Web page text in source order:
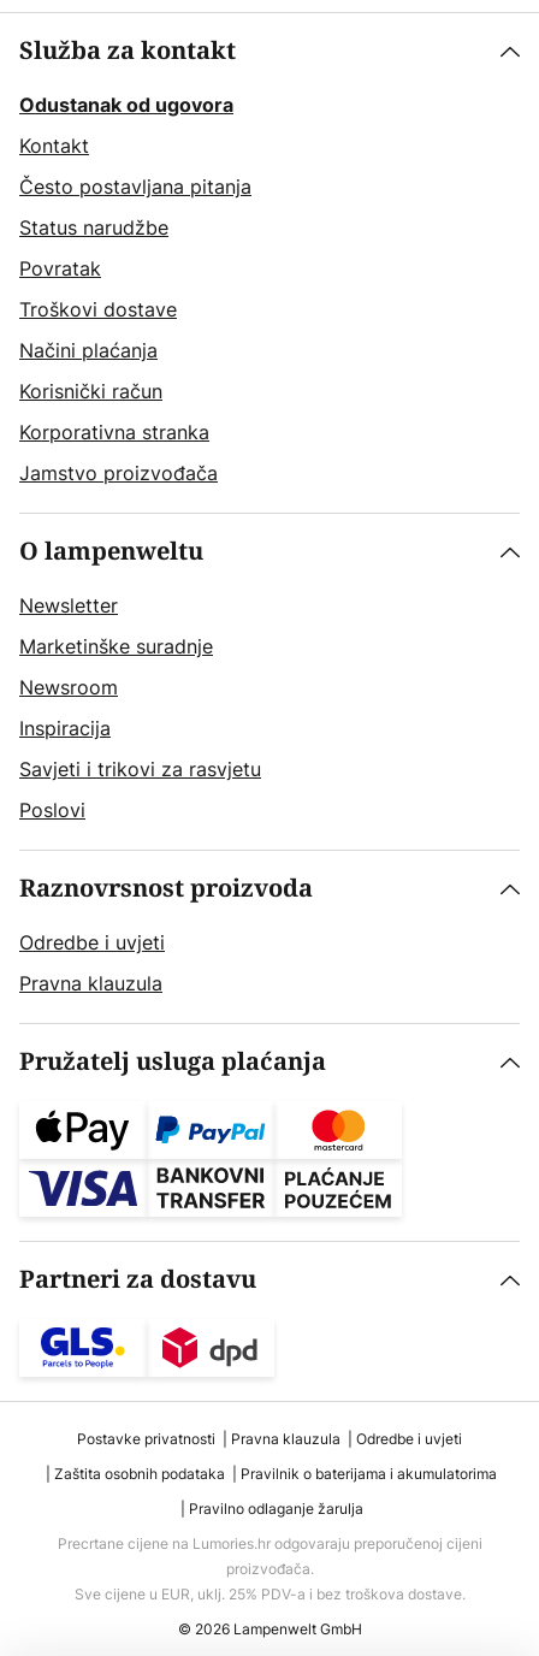
Služba za kontakt
Odustanak od ugovora
Kontakt
Često postavljana pitanja
Status narudžbe
Povratak
Troškovi dostave
Načini plaćanja
Korisnički račun
Korporativna stranka
Jamstvo proizvođača
O lampenweltu
Newsletter
Marketinške suradnje
Newsroom
Inspiracija
Savjeti i trikovi za rasvjetu
Poslovi
Raznovrsnost proizvoda
Odredbe i uvjeti
Pravna klauzula
Pružatelj usluga plaćanja
Partneri za dostavu
Postavke privatnosti Pravna klauzula
Odredbe i uvjeti
Zaštita osobnih podataka
Pravilnik o baterijama i akumulatorima
Pravilno odlaganje žarulja
Precrtane cijene na Lumories.hr odgovaraju preporučenoj cijeni
proizvođača.
Sve cijene u EUR, uklj. 25% PDV-a i bez troškova dostave.
© 2026 Lampenwelt GmbH